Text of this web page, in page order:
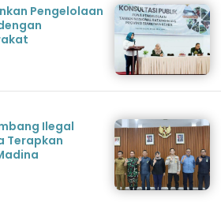
Pengelolaan
Ilegal
Terapkan